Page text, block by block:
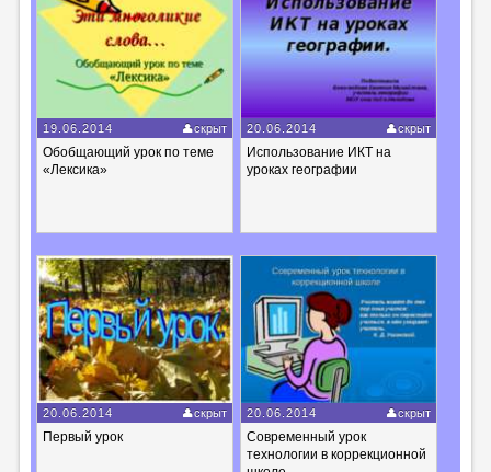
19.06.2014 скрыт
Обобщающий урок по теме
«Лексика»
20.06.2014 скрыт
Использование ИКТ на
уроках географии
20.06.2014 скрыт
Первый урок
20.06.2014 скрыт
Современный урок
технологии в коррекционной